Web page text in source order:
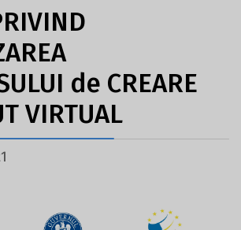
de CREARE
VIRTUAL